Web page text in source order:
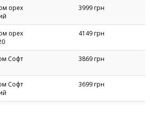
Комп'ютерні стільці
чорна
1549 грн
орех
3999 грн
орех
3999 грн